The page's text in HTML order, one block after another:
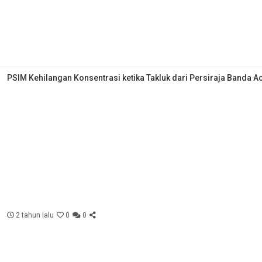
PSIM Kehilangan Konsentrasi ketika Takluk dari Persiraja Banda
2 tahun lalu 0 0